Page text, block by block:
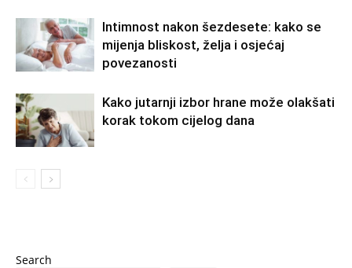
Intimnost nakon šezdesete: kako se
mijenja bliskost, želja i osjećaj
povezanosti
Kako jutarnji izbor hrane može olakšati
korak tokom cijelog dana
Search